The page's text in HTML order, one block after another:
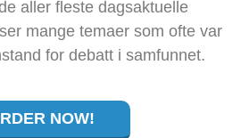
aller fleste dagsaktuelle
mange temaer som ofte var
for debatt i samfunnet.
NOW!